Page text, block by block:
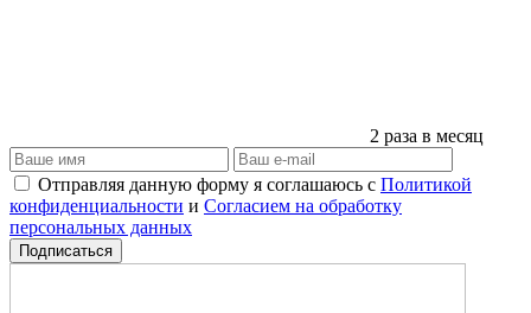
2 раза в месяц
Отправляя данную форму я соглашаюсь с Политикой
конфиденциальности и Согласием на обработку
персональных данных
Подписаться